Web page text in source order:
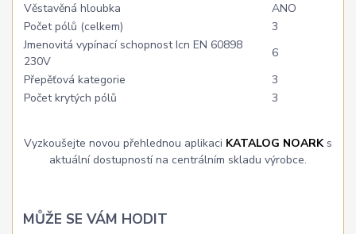
Věstavěná hloubka
ANO
Počet pólů (celkem)
3
Jmenovitá vypínací schopnost Icn EN 60898
230V
6
Přepěťová kategorie
3
Počet krytých pólů
3
Vyzkoušejte novou přehlednou aplikaci KATALOG NOARKs
aktuální dostupností na centrálním skladu výrobce.
MŮŽE SE VÁM HODIT